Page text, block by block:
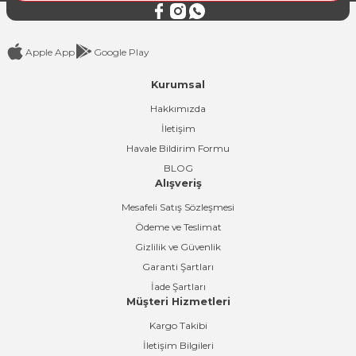
Apple App Google Play
Kurumsal
Hakkımızda
İletişim
Havale Bildirim Formu
BLOG
Alışveriş
Mesafeli Satış Sözleşmesi
Ödeme ve Teslimat
Gizlilik ve Güvenlik
Garanti Şartları
İade Şartları
Müşteri Hizmetleri
Kargo Takibi
İletişim Bilgileri